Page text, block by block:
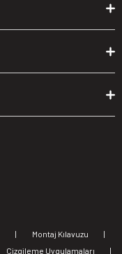
| Montaj Kılavuzu
|
Çizgileme Uygulamaları |